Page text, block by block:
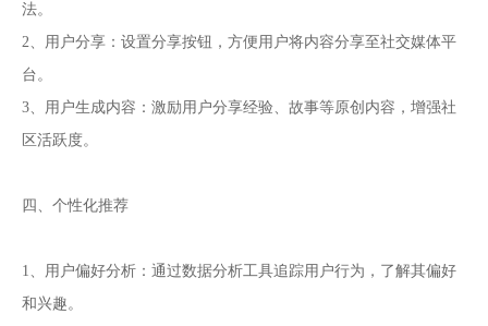
法。
2、用户分享：设置分享按钮，方便用户将内容分享至社交媒体平
台。
3、用户生成内容：激励用户分享经验、故事等原创内容，增强社
区活跃度。
四、个性化推荐
1、用户偏好分析：通过数据分析工具追踪用户行为，了解其偏好
和兴趣。